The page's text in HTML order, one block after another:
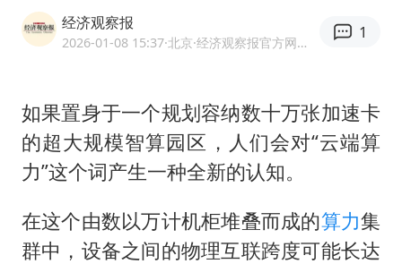
上门女婿出轨女邻居多年被判重婚罪
2025年小学教师减少13.19万
王艺迪无缘横滨赛决赛
泰国：高度重视中国游客旅游体验
上海大部迎大暴雨
经济观察报
2026-01-08 15:37·北京 ·经济观察报官方网易号
1
如果置身于一个规划容纳数十万张加速卡
的超大规模智算园区，人们会对“云端算
力”这个词产生一种全新的认知。
在这个由数以万计机柜堆叠而成的算力集
群中，设备之间的物理互联跨度可能长达